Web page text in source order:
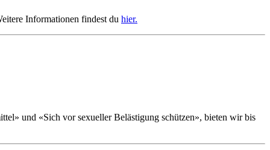
Informationen findest du hier.
und «Sich vor sexueller Belästigung schützen», bieten wir bis